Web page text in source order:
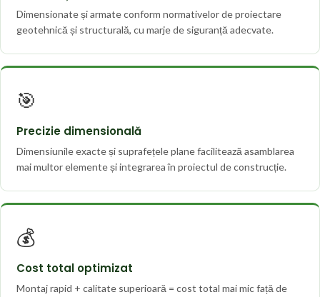
Dimensionate și armate conform normativelor de proiectare
geotehnică și structurală, cu marje de siguranță adecvate.
🎯
Precizie dimensională
Dimensiunile exacte și suprafețele plane facilitează asamblarea
mai multor elemente și integrarea în proiectul de construcție.
💰
Cost total optimizat
Montaj rapid + calitate superioară = cost total mai mic față de